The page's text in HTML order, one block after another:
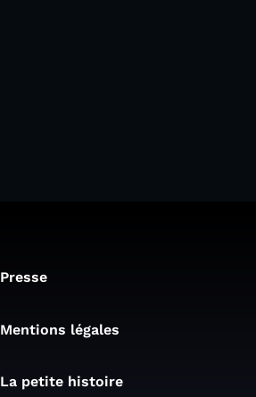
Presse
Mentions légales
La petite histoire